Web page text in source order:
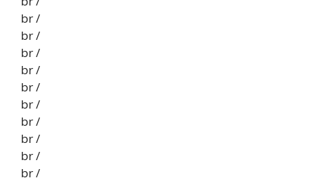
br /
br /
br /
br /
br /
br /
br /
br /
br /
br /